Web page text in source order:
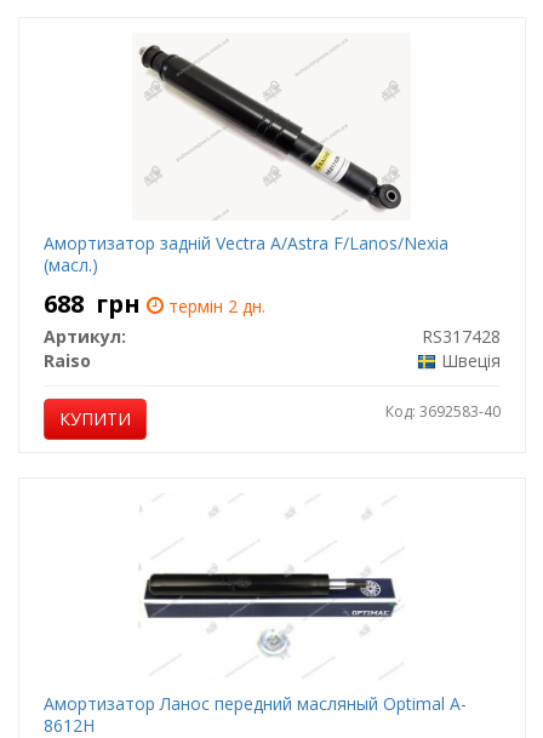
Амортизатор задній Vectra A/Astra F/Lanos/Nexia
(масл.)
688 грн
термін 2 дн.
Артикул:
RS317428
Raiso
Швеція
КУПИТИ Код: 3692583-40
Амортизатор Ланос передний масляный Optimal A-
8612H